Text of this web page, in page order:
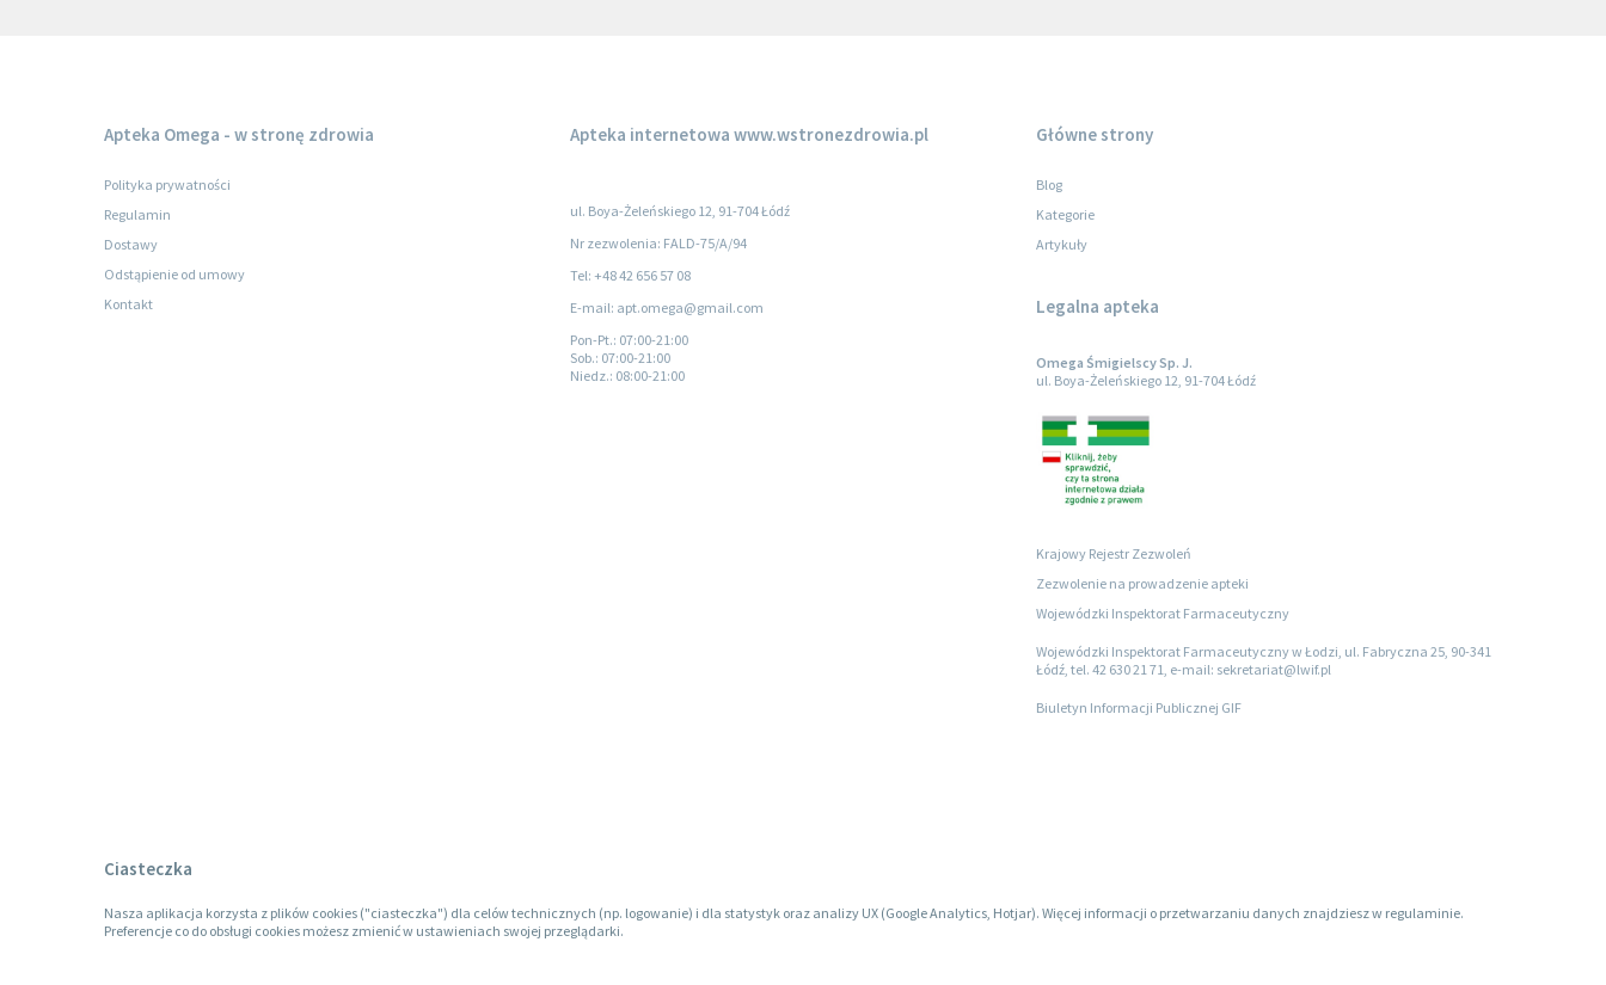
Apteka Omega - w stronę zdrowia
Polityka prywatności
Regulamin
Dostawy
Odstąpienie od umowy
Kontakt
Apteka internetowa www.wstronezdrowia.pl
ul. Boya-Żeleńskiego 12, 91-704 Łódź
Nr zezwolenia: FALD-75/A/94
Tel: +48 42 656 57 08
E-mail: apt.omega@gmail.com
Pon-Pt.: 07:00-21:00
Sob.: 07:00-21:00
Niedz.: 08:00-21:00
Główne strony
Blog
Kategorie
Artykuły
Legalna apteka
Omega Śmigielscy Sp. J.
ul. Boya-Żeleńskiego 12, 91-704 Łódź
Krajowy Rejestr Zezwoleń
Zezwolenie na prowadzenie apteki
Wojewódzki Inspektorat Farmaceutyczny
Wojewódzki Inspektorat Farmaceutyczny w Łodzi, ul. Fabryczna 25, 90-341
Łódź, tel. 42 630 21 71, e-mail: sekretariat@lwif.pl
Biuletyn Informacji Publicznej GIF
Ciasteczka
Nasza aplikacja korzysta z plików cookies ("ciasteczka") dla celów technicznych (np. logowanie) i dla statystyk oraz analizy UX (Google Analytics, Hotjar). Więcej informacji o przetwarzaniu danych znajdziesz w regulaminie.
Preferencje co do obsługi cookies możesz zmienić w ustawieniach swojej przeglądarki.